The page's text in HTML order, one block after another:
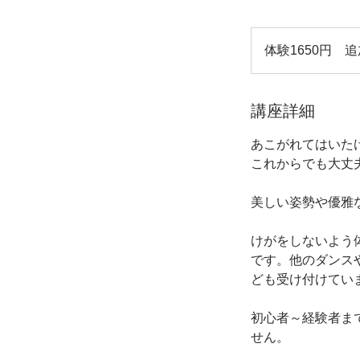
1650
追
ッ
ス
3300
円
体験1650円 追
講座詳細
あこがれてはいた
これからでも大丈
美しい姿勢や優雅
けがをしないよう
です。他のダンス
ども受け付けてい
初心者～経験者ま
せん。